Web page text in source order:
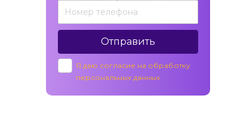
Отправить
Я даю согласие на обработку
персональных данных